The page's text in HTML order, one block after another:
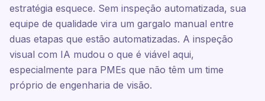
estratégia esquece. Sem inspeção automatizada, sua
equipe de qualidade vira um gargalo manual entre
duas etapas que estão automatizadas. A inspeção
visual com IA mudou o que é viável aqui,
especialmente para PMEs que não têm um time
próprio de engenharia de visão.